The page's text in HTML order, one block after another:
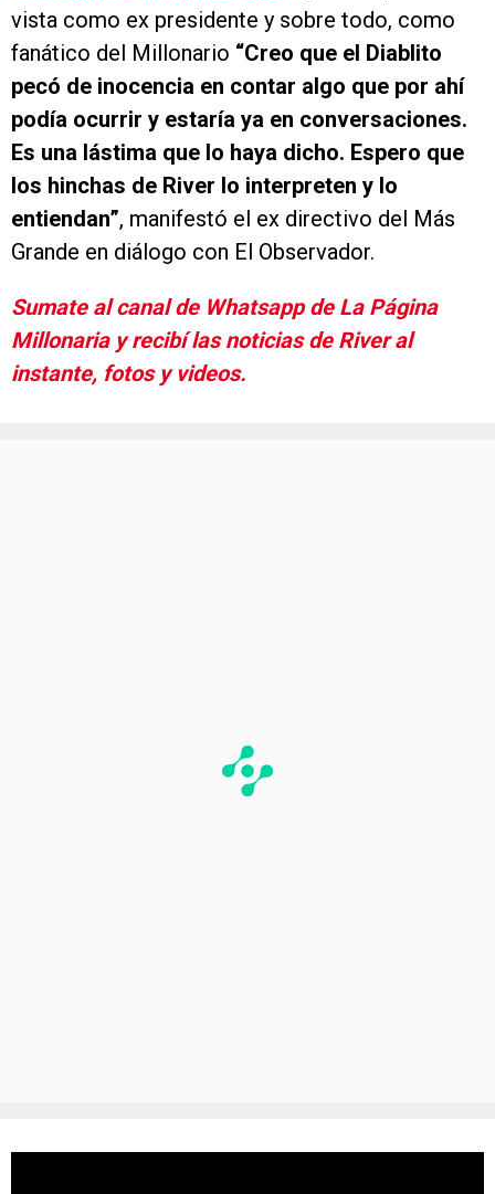
vista como ex presidente y sobre todo, como
fanático del Millonario “Creo que el Diablito
pecó de inocencia en contar algo que por ahí
podía ocurrir y estaría ya en conversaciones.
Es una lástima que lo haya dicho. Espero que
los hinchas de River lo interpreten y lo
entiendan”, manifestó el ex directivo del Más
Grande en diálogo con El Observador.
Sumate al canal de Whatsapp de La Página
Millonaria y recibí las noticias de River al
instante, fotos y videos.